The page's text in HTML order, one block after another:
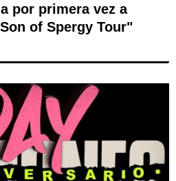
por primera vez a
of Spergy Tour"